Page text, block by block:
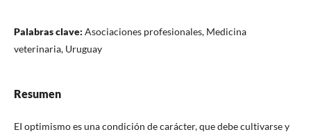
Palabras clave: Asociaciones profesionales, Medicina
veterinaria, Uruguay
Resumen
EI optimismo es una condición de carácter, que debe cultivarse y